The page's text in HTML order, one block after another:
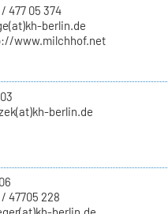
477 05 374
berlin.de
www.milchhof.net
berlin.de
47705 228